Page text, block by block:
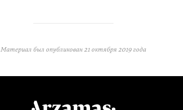
Материал был опубликован21 октября 2019 года